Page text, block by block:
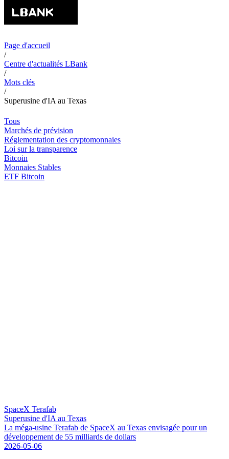
Page d'accueil
/
Centre d'actualités LBank
/
Mots clés
/
Superusine d'IA au Texas
Tous
Marchés de prévision
Réglementation des cryptomonnaies
Loi sur la transparence
Bitcoin
Monnaies Stables
ETF Bitcoin
SpaceX Terafab
Superusine d'IA au Texas
La méga-usine Terafab de SpaceX au Texas envisagée pour un
développement de 55 milliards de dollars
2026-05-06